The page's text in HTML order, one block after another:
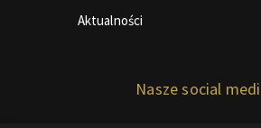
Aktualności
Nasze social